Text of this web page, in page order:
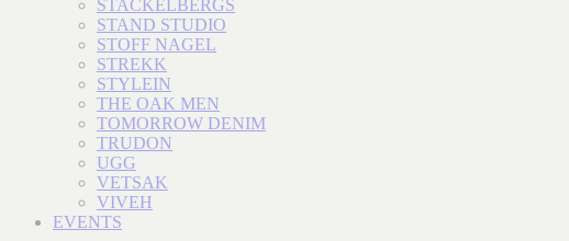
STACKELBERGS
STAND STUDIO
STOFF NAGEL
STREKK
STYLEIN
THE OAK MEN
TOMORROW DENIM
TRUDON
UGG
VETSAK
VIVEH
EVENTS